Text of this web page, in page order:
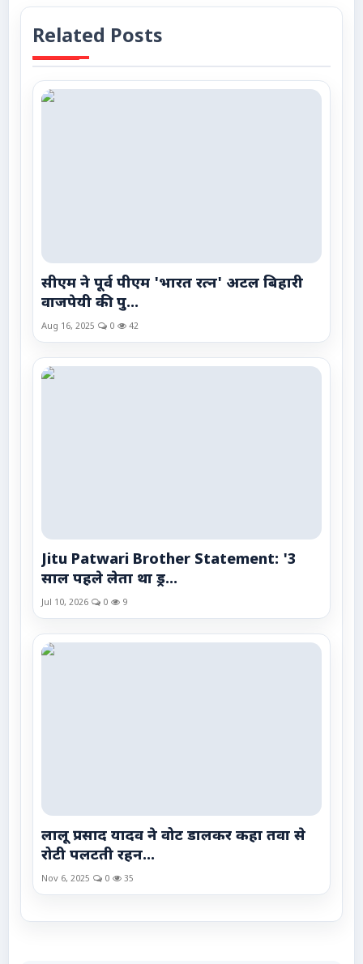
Related Posts
सीएम ने पूर्व पीएम 'भारत रत्न' अटल बिहारी
वाजपेयी की पु...
Aug 16, 2025 0 42
Jitu Patwari Brother Statement: '3
साल पहले लेता था ड्र...
Jul 10, 2026 0 9
लालू प्रसाद यादव ने वोट डालकर कहा तवा से
रोटी पलटती रहन...
Nov 6, 2025 0 35